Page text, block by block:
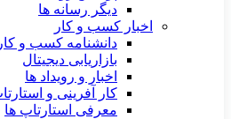
دیگر رسانه ها
اخبار کسب و کار
دانشنامه کسب و کار
بازاریابی دیجیتال
اخبار و رویداد ها
کار آفرینی و
معرفی استارتاپ ها